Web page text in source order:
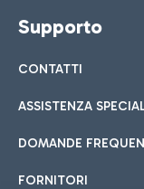
Supporto
CONTATTI
ASSISTENZA
DOMANDE
FORNITORI